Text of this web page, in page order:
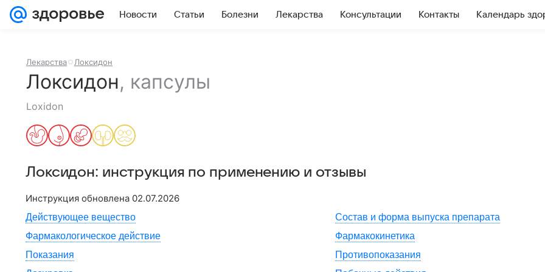
Новости Статьи Болезни Лекарства Консультации Контакты Календарь
Лекарства Локсидон
Локсидон, капсулы
Loxidon
Локсидон: инструкция по применению и отзывы
Инструкция обновлена 02.07.2026
Действующее вещество
Состав и форма выпуска препарата
Фармакологическое действие
Фармакокинетика
Показания
Противопоказания